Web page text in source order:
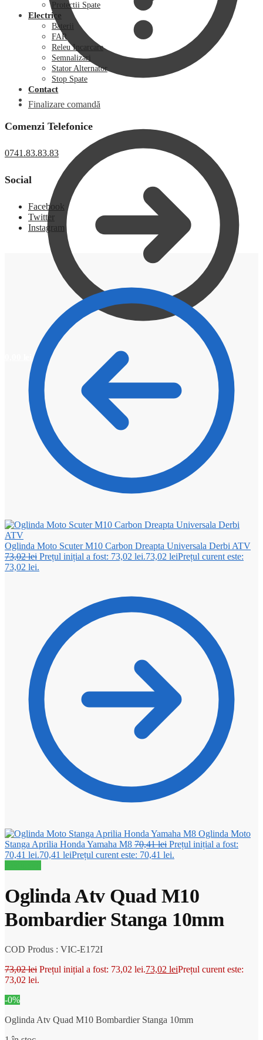
Finalizare comandă
0
Protectii Spate
Electrice
Baterii
FAR
Releu Incarcare
Semnalizari
Stator Alternator
Stop Spate
Contact
Comenzi Telefonice
0741.83.83.83
Social
Facebook
Twitter
Instagram
Oglinda Moto Scuter M10 Carbon Dreapta Universala Derbi ATV
73,02lei Prețul inițial a fost: 73,02 lei.73,02 leiPrețul curent este:
73,02 lei.
Oglinda Moto
Stanga Aprilia Honda Yamaha M8 70,41lei Prețul inițial a fost:
70,41 lei.70,41 leiPrețul curent este: 70,41 lei.
Oglinda Atv Quad M10
Bombardier Stanga 10mm
COD Produs : VIC-E172I
73,02lei Prețul inițial a fost: 73,02 lei.73,02 leiPrețul curent este:
73,02 lei.
-0%
Oglinda Atv Quad M10 Bombardier Stanga 10mm